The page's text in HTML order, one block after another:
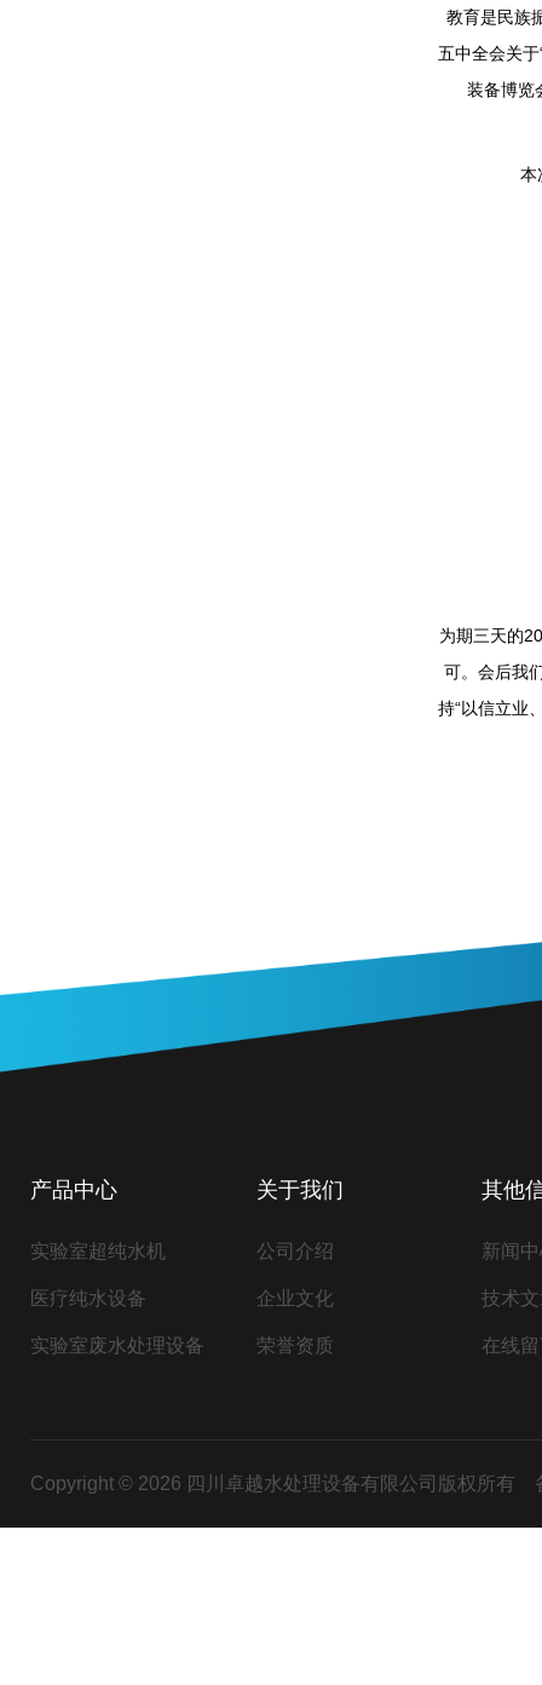
教育是民族
五中全会关于
装备博览
本
为期三天的
可。会后我
持“以信立业
产品中心
实验室超纯水机
医疗纯水设备
实验室废水处理设备
关于我们
公司介绍
企业文化
荣誉资质
其他
新闻
技术
在线
Copyright © 2026 四川卓越水处理设备有限公司版权所有